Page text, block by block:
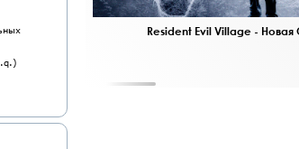
Resident Evil Village -